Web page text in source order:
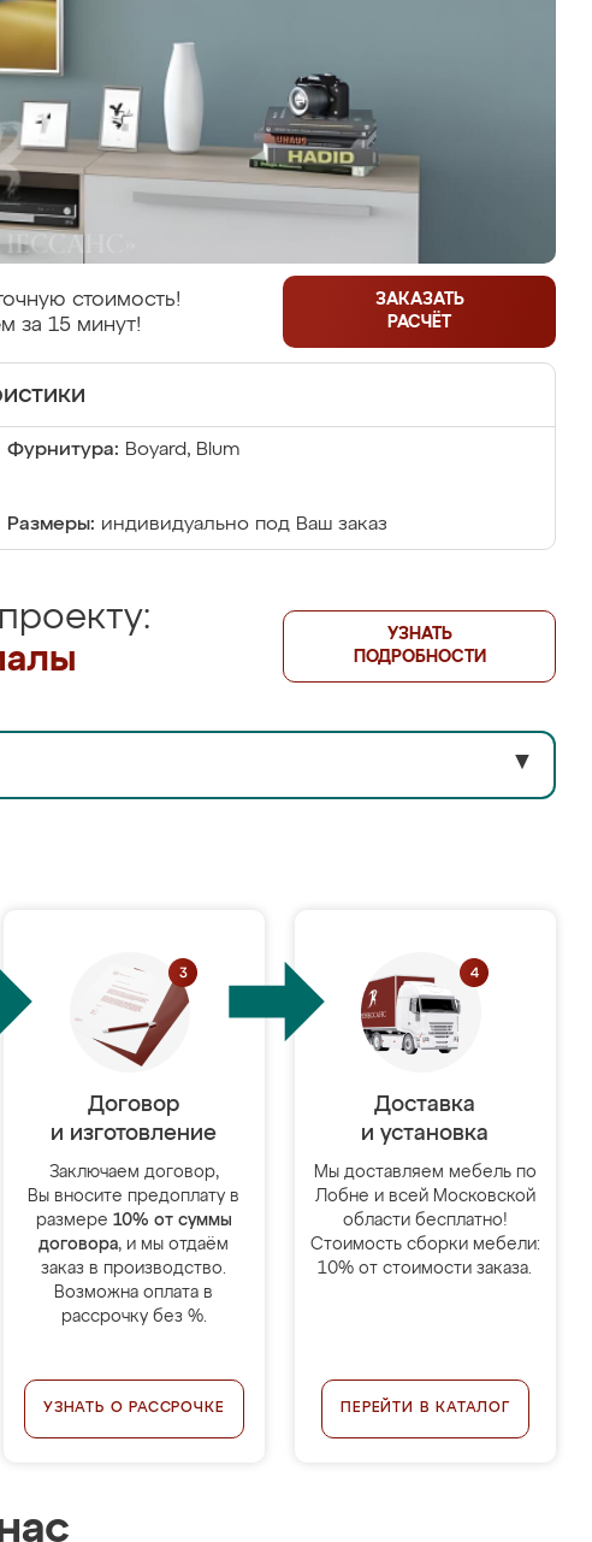
стоимость!
за 15 минут!
ЗАКАЗАТЬ
РАСЧЁТ
Фурнитура: Boyard, Blum
Размеры: индивидуально под Ваш заказ
УЗНАТЬ
ПОДРОБНОСТИ
▼
Договор
и изготовление
Заключаем договор,
Вы вносите предоплату в
размере 10% от суммы
договора, и мы отдаём
заказ в производство.
Возможна оплата в
рассрочку без %.
УЗНАТЬ О РАССРОЧКЕ
Доставка
и установка
Мы доставляем мебель по
Лобне и всей Московской
области бесплатно!
Стоимость сборки мебели:
10% от стоимости заказа.
ПЕРЕЙТИ В КАТАЛОГ